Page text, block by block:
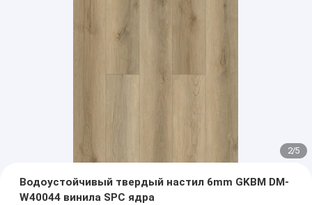
2/5
Водоустойчивый твердый настил 6mm GKBM DM-
W40044 винила SPC ядра